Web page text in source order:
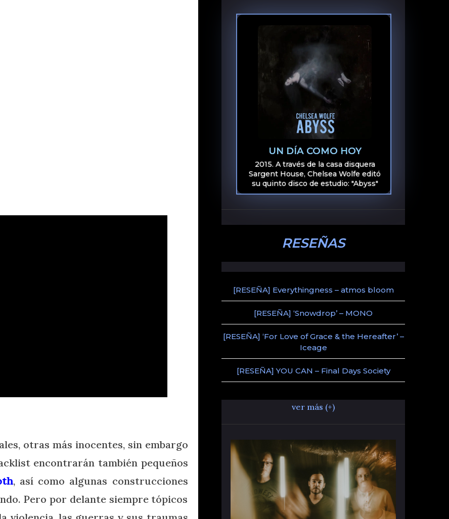
otras más inocentes, sin embargo
encontrarán también pequeños
, así como algunas construcciones
Pero por delante siempre tópicos
UN DÍA COMO HOY
2015. A través de la casa disquera
Sargent House, Chelsea Wolfe editó
su quinto disco de estudio: "Abyss"
RESEÑAS
[RESEÑA] Everythingness – atmos bloom
[RESEÑA] ‘Snowdrop’ – MONO
[RESEÑA] ‘For Love of Grace & the Hereafter’ –
Iceage
[RESEÑA] YOU CAN – Final Days Society
ver más (+)